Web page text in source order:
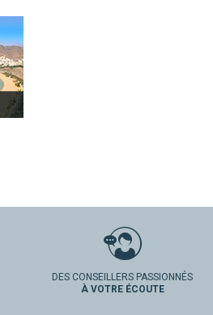
DES CONSEILLERS PASSIONNÉS
À VOTRE ÉCOUTE